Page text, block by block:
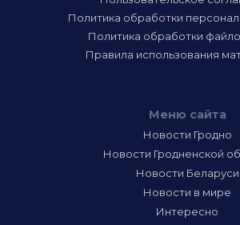
Политика обработки
Политика обработки
Правила использования
Меню сайта
Новости Гродно
Новости Гродненской
Новости Беларуси
Новости в мире
Интересно